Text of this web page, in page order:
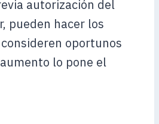
autorización del
pueden hacer los
oportunos
lo pone el